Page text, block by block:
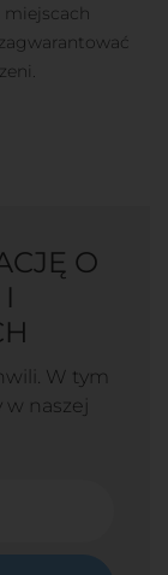
O
W tym
naszej